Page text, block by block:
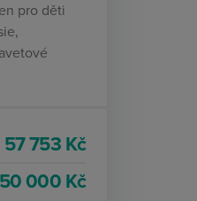
pro děti
57 753 Kč
50 000 Kč